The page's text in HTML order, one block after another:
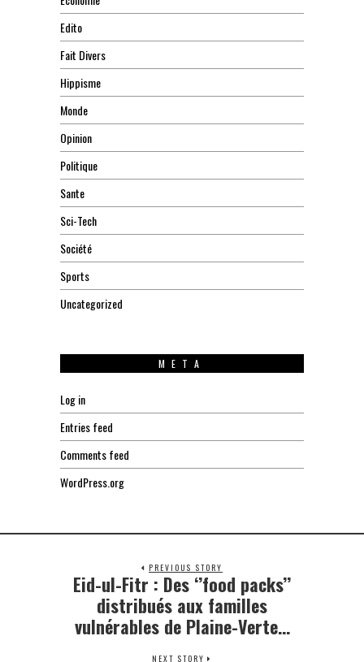
Edito
Fait Divers
Hippisme
Monde
Opinion
Politique
Sante
Sci-Tech
Société
Sports
Uncategorized
META
Log in
Entries feed
Comments feed
WordPress.org
PREVIOUS STORY
Previous
Eid-ul-Fitr : Des ‘’food packs’’
distribués aux familles
vulnérables de Plaine-Verte…
NEXT STORY